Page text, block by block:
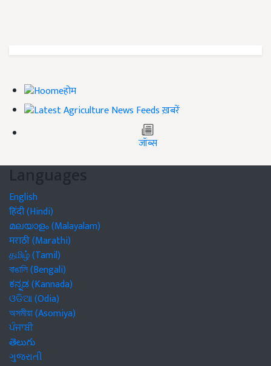
होम
ख़बरें
जॉब्स
Languages
English
हिंदी (Hindi)
മലയാളം (Malayalam)
मराठी (Marathi)
தமிழ் (Tamil)
বাঙালি (Bengali)
ಕನ್ನಡ (Kannada)
ଓଡିଆ (Odia)
অসমীয়া (Asomiya)
ਪੰਜਾਬੀ
తెలుగు
ગુજરાતી